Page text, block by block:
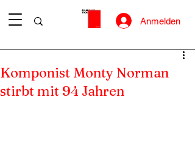
Anmelden
Komponist Monty Norman
stirbt mit 94 Jahren